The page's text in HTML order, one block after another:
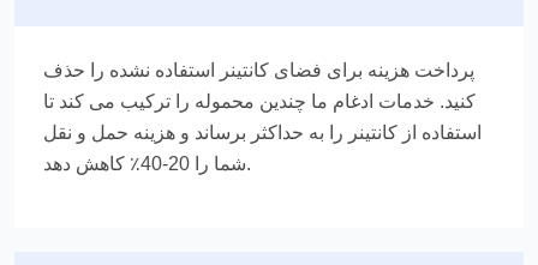
پرداخت هزینه برای فضای کانتینر استفاده نشده را حذف
کنید. خدمات ادغام ما چندین محموله را ترکیب می کند تا
استفاده از کانتینر را به حداکثر برساند و هزینه حمل و نقل
شما را 20-40٪ کاهش دهد.